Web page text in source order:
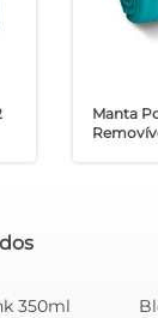
Manta
350ml